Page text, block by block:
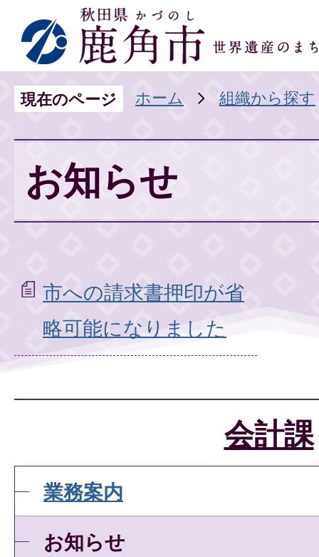
現在のページ ホーム 組織から探す
お知らせ
市への請求書押印が省
略可能になりました
会計課
業務案内
お知らせ